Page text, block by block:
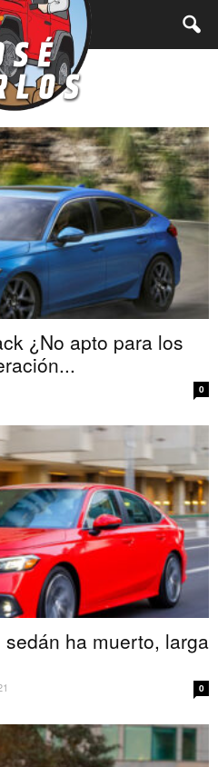
¿No apto para los
0
ha muerto, larga
0